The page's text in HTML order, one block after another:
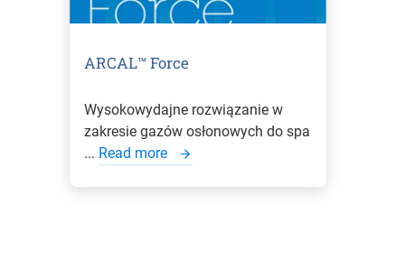
ARCAL™ Force
Wysokowydajne rozwiązanie w
zakresie gazów osłonowych do spa
... Read more